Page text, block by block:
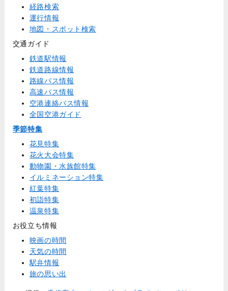
経路検索
運行情報
地図・スポット検索
交通ガイド
鉄道駅情報
鉄道路線情報
路線バス情報
高速バス情報
空港連絡バス情報
全国空港ガイド
季節特集
花見特集
花火大会特集
動物園・水族館特集
イルミネーション特集
紅葉特集
初詣特集
温泉特集
お役立ち情報
映画の時間
天気の時間
駅弁情報
旅の思い出